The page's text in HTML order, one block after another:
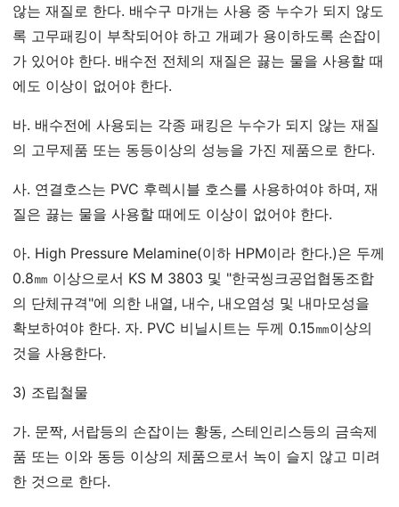
않는 재질로 한다. 배수구 마개는 사용 중 누수가 되지 않도
록 고무패킹이 부착되어야 하고 개폐가 용이하도록 손잡이
가 있어야 한다. 배수전 전체의 재질은 끓는 물을 사용할 때
에도 이상이 없어야 한다.
바. 배수전에 사용되는 각종 패킹은 누수가 되지 않는 재질
의 고무제품 또는 동등이상의 성능을 가진 제품으로 한다.
사. 연결호스는 PVC 후렉시블 호스를 사용하여야 하며, 재
질은 끓는 물을 사용할 때에도 이상이 없어야 한다.
아. High Pressure Melamine(이하 HPM이라 한다.)은 두께
0.8㎜ 이상으로서 KS M 3803 및 "한국씽크공업협동조합
의 단체규격"에 의한 내열, 내수, 내오염성 및 내마모성을
확보하여야 한다. 자. PVC 비닐시트는 두께 0.15㎜이상의
것을 사용한다.
3) 조립철물
가. 문짝, 서랍등의 손잡이는 황동, 스테인리스등의 금속제
품 또는 이와 동등 이상의 제품으로서 녹이 슬지 않고 미려
한 것으로 한다.